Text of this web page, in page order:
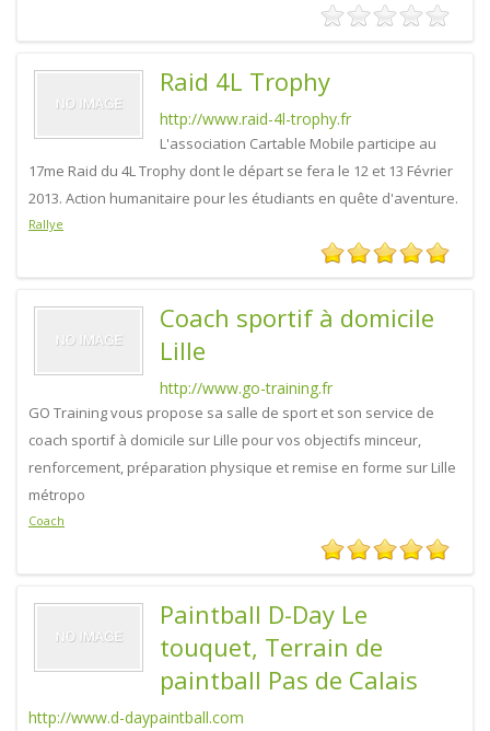
Raid 4L Trophy
http://www.raid-4l-trophy.fr
L'association Cartable Mobile participe au
17me Raid du 4L Trophy dont le départ se fera le 12 et 13 Février
2013. Action humanitaire pour les étudiants en quête d'aventure.
Rallye
Coach sportif à domicile
Lille
http://www.go-training.fr
GO Training vous propose sa salle de sport et son service de
coach sportif à domicile sur Lille pour vos objectifs minceur,
renforcement, préparation physique et remise en forme sur Lille
métropo
Coach
Paintball D-Day Le
touquet, Terrain de
paintball Pas de Calais
http://www.d-daypaintball.com